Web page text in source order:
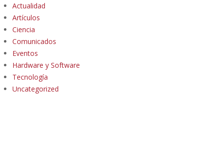
Actualidad
Artículos
Ciencia
Comunicados
Eventos
Hardware y Software
Tecnología
Uncategorized